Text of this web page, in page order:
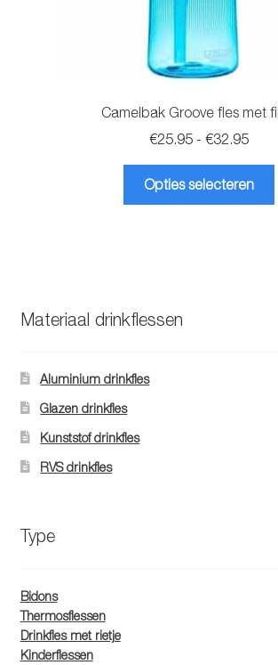
Camelbak Groove fles met
€25.95 - €32.95
tot
Opties selecteren
Materiaal drinkflessen
Aluminium drinkfles
Glazen drinkfles
Kunststof drinkfles
RVS drinkfles
Type
Bidons
Thermosflessen
Drinkfles met rietje
Kinderflessen